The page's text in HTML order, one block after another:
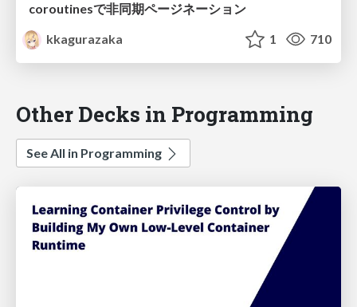
coroutinesで非同期ページネーション
kkagurazaka
1 710
Other Decks in Programming
See All in Programming